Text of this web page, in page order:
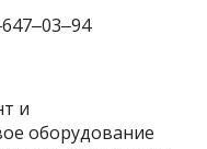
и
оборудование